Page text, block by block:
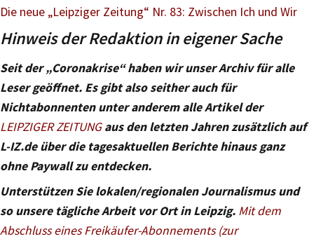
Die neue „Leipziger Zeitung“ Nr. 83: Zwischen Ich und Wir
Hinweis der Redaktion in eigener Sache
Seit der „Coronakrise“ haben wir unser Archiv für alle
Leser geöffnet. Es gibt also seither auch für
Nichtabonnenten unter anderem alle Artikel der
LEIPZIGER ZEITUNGaus den letzten Jahren zusätzlich auf
L-IZ.de über die tagesaktuellen Berichte hinaus ganz
ohne Paywall zu entdecken.
Unterstützen Sie lokalen/regionalen Journalismus und
so unsere tägliche Arbeit vor Ort in Leipzig. Mit dem
Abschluss eines Freikäufer-Abonnements (zur